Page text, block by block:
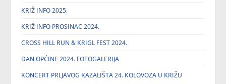
KRIŽ INFO 2025.
KRIŽ INFO PROSINAC 2024.
CROSS HILL RUN & KRIGL FEST 2024.
DAN OPĆINE 2024. FOTOGALERIJA
KONCERT PRLJAVOG KAZALIŠTA 24. KOLOVOZA U KRIŽU